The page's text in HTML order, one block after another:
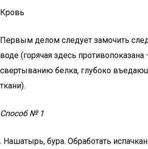
Кровь
Первым делом следует замочить
воде (горячая здесь противопоказана
свертыванию белка, глубоко
ткани).
Способ № 1
. Нашатырь, бура. Обработать